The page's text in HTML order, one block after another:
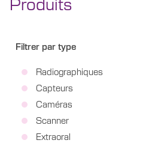
Filtrer par type
Radiographiques
Capteurs
Caméras
Scanner
Extraoral